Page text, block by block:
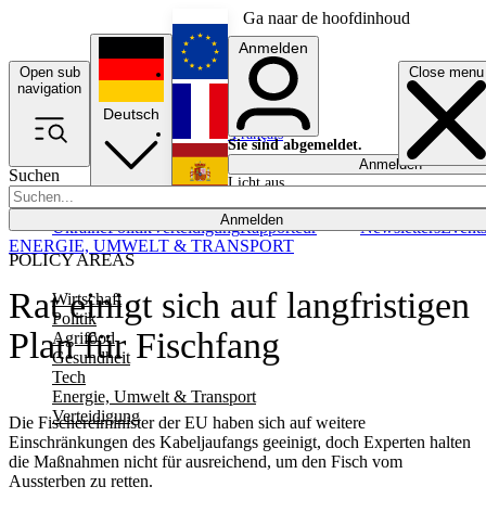
Ga naar de hoofdinhoud
Open sub
navigation
Close menu
Suchen
Anmelden
POLICY AREAS
Wirtschaft
Politik
Agrifood
Gesundheit
Tech
Energie, Umwelt & Transport
Verteidigung
UkrainePolitikVerteidigungRapporteur NewslettersEvents
Deutsch
English
Français
Anmelden
Sie sind abgemeldet.
Anmelden
Licht aus
Rat einigt sich auf langfristigen
Plan für Fischfang
Die Fischereiminister der EU haben sich auf weitere
Einschränkungen des Kabeljaufangs geeinigt, doch Experten halten
die Maßnahmen nicht für ausreichend, um den Fisch vom
Aussterben zu retten.
ENERGIE, UMWELT & TRANSPORT